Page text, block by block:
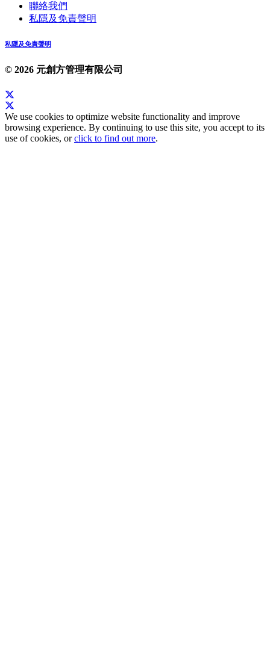
聯絡我們
私隱及免責聲明
私隱及免責聲明
© 2026 元創方管理有限公司
We use cookies to optimize website functionality and improve
browsing experience. By continuing to use this site, you accept to its
use of cookies, orclick to find out more.